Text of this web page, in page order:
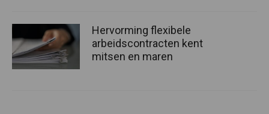
Hervorming flexibele
arbeidscontracten kent
mitsen en maren